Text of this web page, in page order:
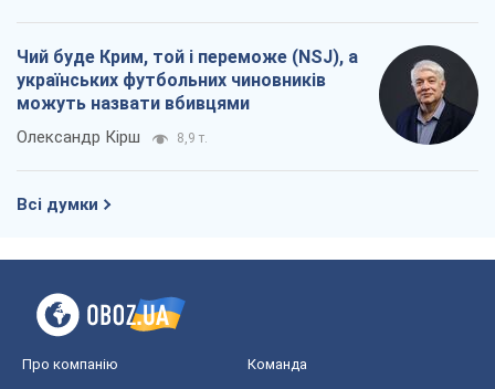
Чий буде Крим, той і переможе (NSJ), а
українських футбольних чиновників
можуть назвати вбивцями
Олександр Кірш 8,9 т.
Всі думки
Про компанію Команда